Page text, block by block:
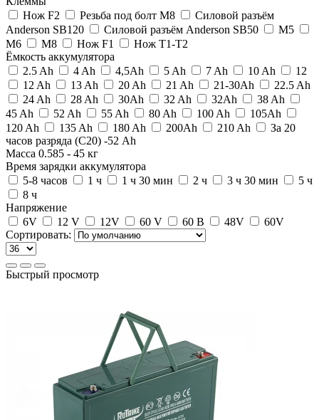
Нож F2
Резьба под болт M8
Силовой разъём
Anderson SB120
Силовой разъём Anderson SB50
M5
M6
M8 Нож F1
Нож Т1-Т2
Ёмкость аккумулятора
2.5 Ah
4 Ah 4,5Ah 5 Ah 7 Ah 10 Ah
12
12 Ah
13 Ah 20 Ah 21 Ah 21-30Ah
22.5 Ah
24 Ah
28 Ah 30Ah 32 Ah 32Ah
38 Ah
45 Ah
52 Ah 55 Ah 80 Ah 100 Ah
105Ah
120 Ah
135 Ah 180 Ah 200Ah 210 Ah
За 20
часов разряда (С20) -52 Ah
Масса 0.585 - 45 кг
Время зарядки аккумулятора
5-8 часов
1 ч 1 ч 30 мин 2 ч 3 ч 30 мин
5 ч
8 ч
Напряжение
6V
12 V 12V 60 V 60 В 48V
60V
Сортировать:
Быстрый просмотр